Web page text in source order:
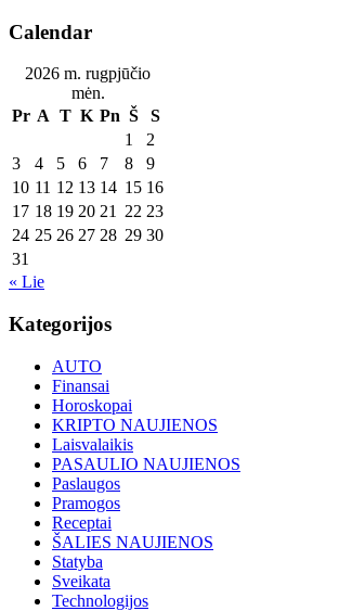
Calendar
2026 m. rugpjūčio
mėn.
Pr A T K Pn Š
S
1
2
3
4 5 6 7 8
9
10 11 12 13 14 15 16
17 18 19 20 21 22 23
24 25 26 27 28 29 30
31
« Lie
Kategorijos
AUTO
Finansai
Horoskopai
KRIPTO NAUJIENOS
Laisvalaikis
PASAULIO NAUJIENOS
Paslaugos
Pramogos
Receptai
ŠALIES NAUJIENOS
Statyba
Sveikata
Technologijos